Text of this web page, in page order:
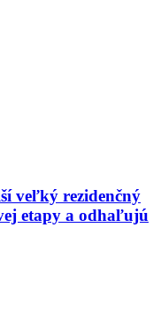
veľký rezidenčný
etapy a odhaľujú